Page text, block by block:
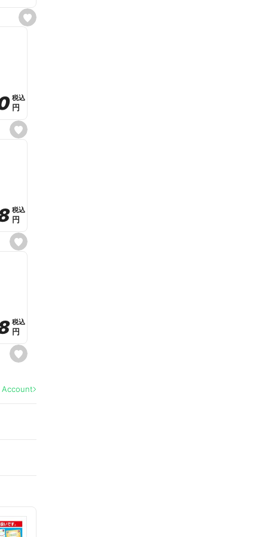
s
e
s
e
e
税込
税込
円
円
s
e
e
税込
税込
円
円
s
e
a
税込
税込
円
円